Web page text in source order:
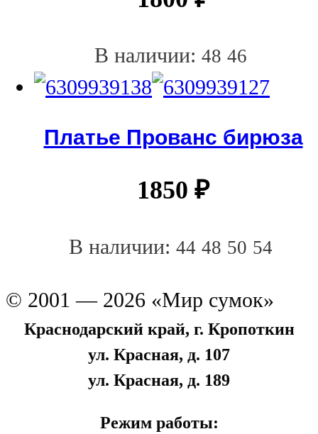
В наличии: 48 46
Платье Прованс бирюза
1850 ₽
В наличии: 44 48 50 54
© 2001 — 2026 «Мир сумок»
Краснодарский край, г. Кропоткин
ул. Красная, д. 107
ул. Красная, д. 189
Режим работы: